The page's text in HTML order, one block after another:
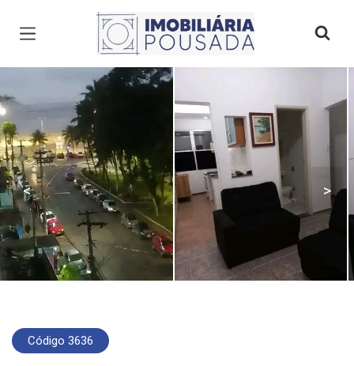
Página inicial
< >
Código 3636